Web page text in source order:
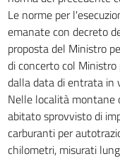
Le norme per
emanate con decreto
proposta del Ministro
di concerto col
dalla data di entrata in
Nelle località montane
abitato sprovvisto di
carburanti per
chilometri, misurati